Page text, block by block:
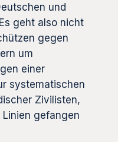
und
geht also nicht
gegen
um
einer
systematischen
Zivilisten,
gefangen